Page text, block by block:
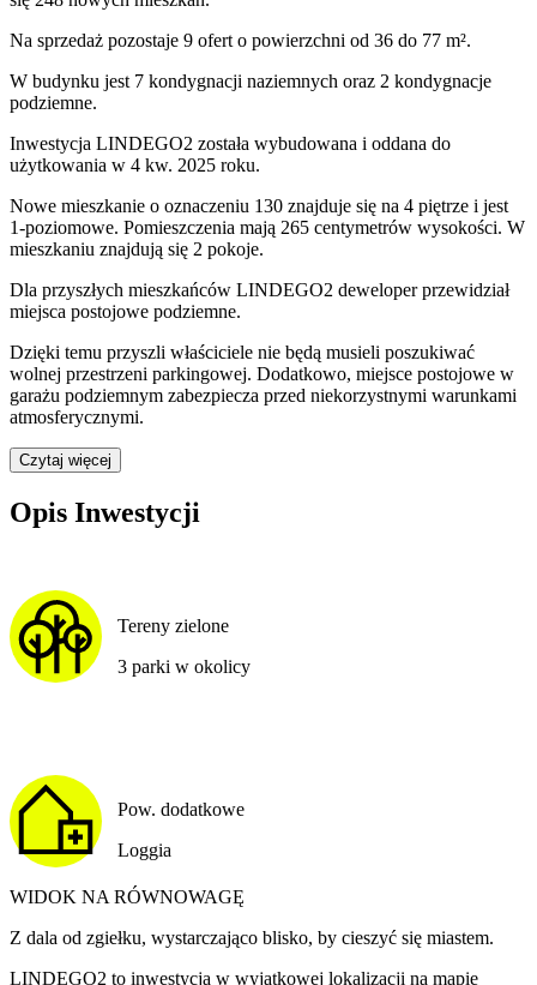
Na sprzedaż pozostaje 9 ofert o powierzchni od 36 do 77 m².
W budynku jest 7 kondygnacji naziemnych oraz 2 kondygnacje
podziemne.
Inwestycja LINDEGO2 została wybudowana i oddana do
użytkowania w 4 kw. 2025 roku.
Nowe mieszkanie o oznaczeniu 130 znajduje się na 4 piętrze i jest
1-poziomowe. Pomieszczenia mają 265 centymetrów wysokości. W
mieszkaniu znajdują się 2 pokoje.
Dla przyszłych mieszkańców LINDEGO2 deweloper przewidział
miejsca postojowe podziemne.
Dzięki temu przyszli właściciele nie będą musieli poszukiwać
wolnej przestrzeni parkingowej. Dodatkowo, miejsce postojowe w
garażu podziemnym zabezpiecza przed niekorzystnymi warunkami
atmosferycznymi.
Czytaj więcej
Opis Inwestycji
Tereny zielone
3 parki w okolicy
Pow. dodatkowe
Loggia
WIDOK NA RÓWNOWAGĘ
Z dala od zgiełku, wystarczająco blisko, by cieszyć się miastem.
LINDEGO2 to inwestycja w wyjątkowej lokalizacji na mapie